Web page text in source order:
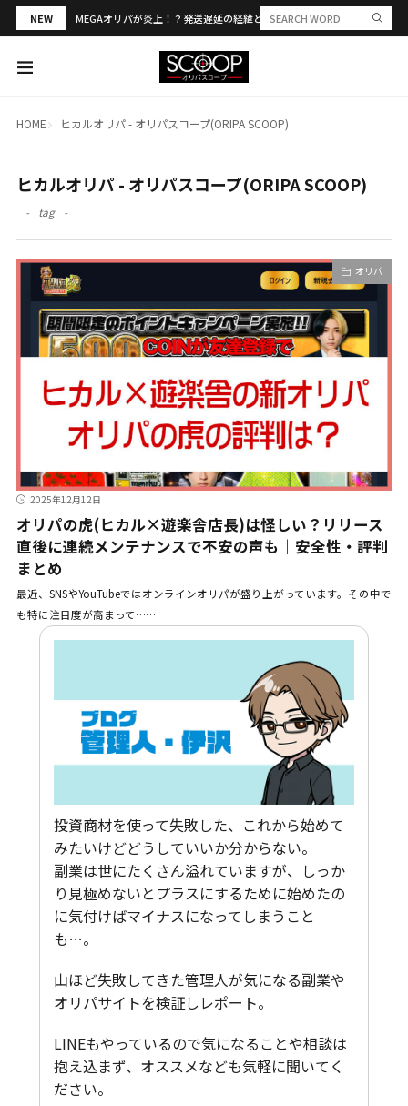
NEW MEGAオリパが炎上！？発送遅延の経緯と評判・当選報告を解説
HOME ヒカルオリパ - オリパスコープ(ORIPA SCOOP)
ヒカルオリパ - オリパスコープ(ORIPA SCOOP)
tag
オリパ
2025年12月12日
オリパの虎(ヒカル×遊楽舎店長)は怪しい？リリース
直後に連続メンテナンスで不安の声も｜安全性・評判
まとめ
最近、SNSやYouTubeではオンラインオリパが盛り上がっています。その中で
も特に注目度が高まって……
投資商材を使って失敗した、これから始めて
みたいけどどうしていいか分からない。
副業は世にたくさん溢れていますが、しっか
り見極めないとプラスにするために始めたの
に気付けばマイナスになってしまうこと
も…。
山ほど失敗してきた管理人が気になる副業や
オリパサイトを検証しレポート。
LINEもやっているので気になることや相談は
抱え込まず、オススメなども気軽に聞いてく
ださい。